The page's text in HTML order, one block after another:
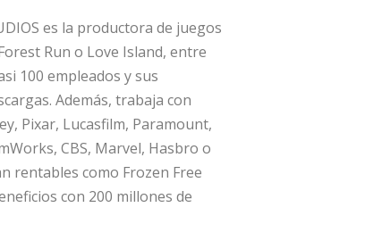
es la productora de juegos
Run o Love Island, entre
100 empleados y sus
Además, trabaja con
Pixar, Lucasfilm, Paramount,
CBS, Marvel, Hasbro o
rentables como Frozen Free
con 200 millones de